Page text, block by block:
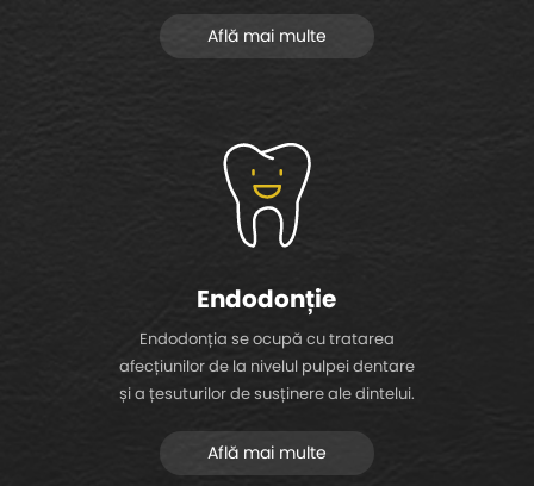
Află mai multe
Endodonție
Endodonția se ocupă cu tratarea
afecțiunilor de la nivelul pulpei dentare
și a țesuturilor de susținere ale dintelui.
Află mai multe